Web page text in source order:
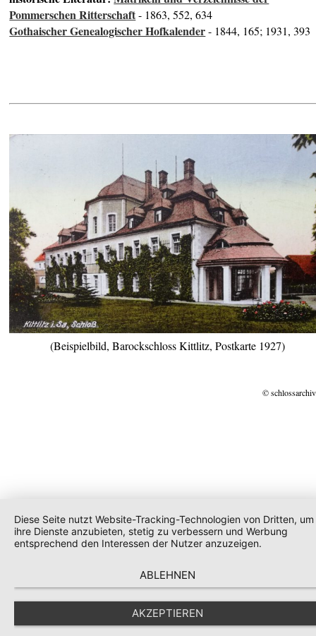
Pommerschen Ritterschaft- 1863, 552, 634
Gothaischer Genealogischer Hofkalender- 1844, 165; 1931, 393
(Beispielbild, Barockschloss Kittlitz, Postkarte 1927)
©
Diese Seite nutzt Website-Tracking-Technologien von Dritten, um
ihre Dienste anzubieten, stetig zu verbessern und Werbung
entsprechend den Interessen der Nutzer anzuzeigen.
ABLEHNEN
AKZEPTIEREN